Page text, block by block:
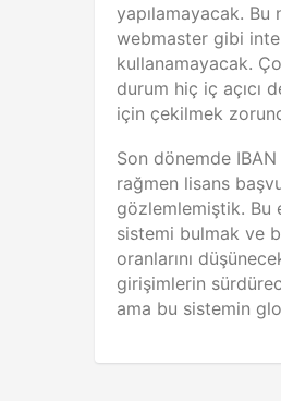
yapılamayacak. Bu
webmaster gibi
kullanamayacak.
durum hiç iç açıcı
için çekilmek
Son dönemde
rağmen lisans
gözlemlemiştik. Bu
sistemi bulmak ve
oranlarını
girişimlerin
ama bu sistemin